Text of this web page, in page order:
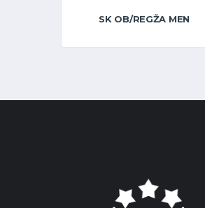
SK OB/REGŽA MEN